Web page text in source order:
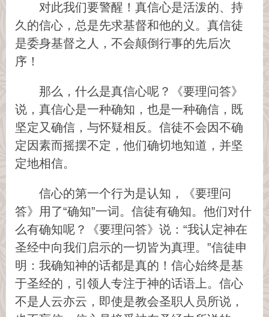
对此我们要警醒！真信心是活泼的、持
久的信心，总是先求基督和他的义。真信徒
是委身基督之人，不会颠倒行事的先后次
序！
那么，什么是真信心呢？《要理问答》
说，真信心是一种确知，也是一种确信，既
坚定又确信，与怀疑相反。信徒不会因不确
定因素而摇摆不定，他们确切地知道，并坚
定地相信。
信心的第一个行为是认知，《要理问
答》用了“确知”一词。信徒有确知。他们对什
么有确知呢？《要理问答》说：“我认定神在
圣经中向我们启示的一切皆为真理。”信徒申
明：我确知神的话都是真的！信心始终是基
于圣经的，引领人专注于神的话语上。信心
不是人云亦云，即使是教会圣职人员所说，